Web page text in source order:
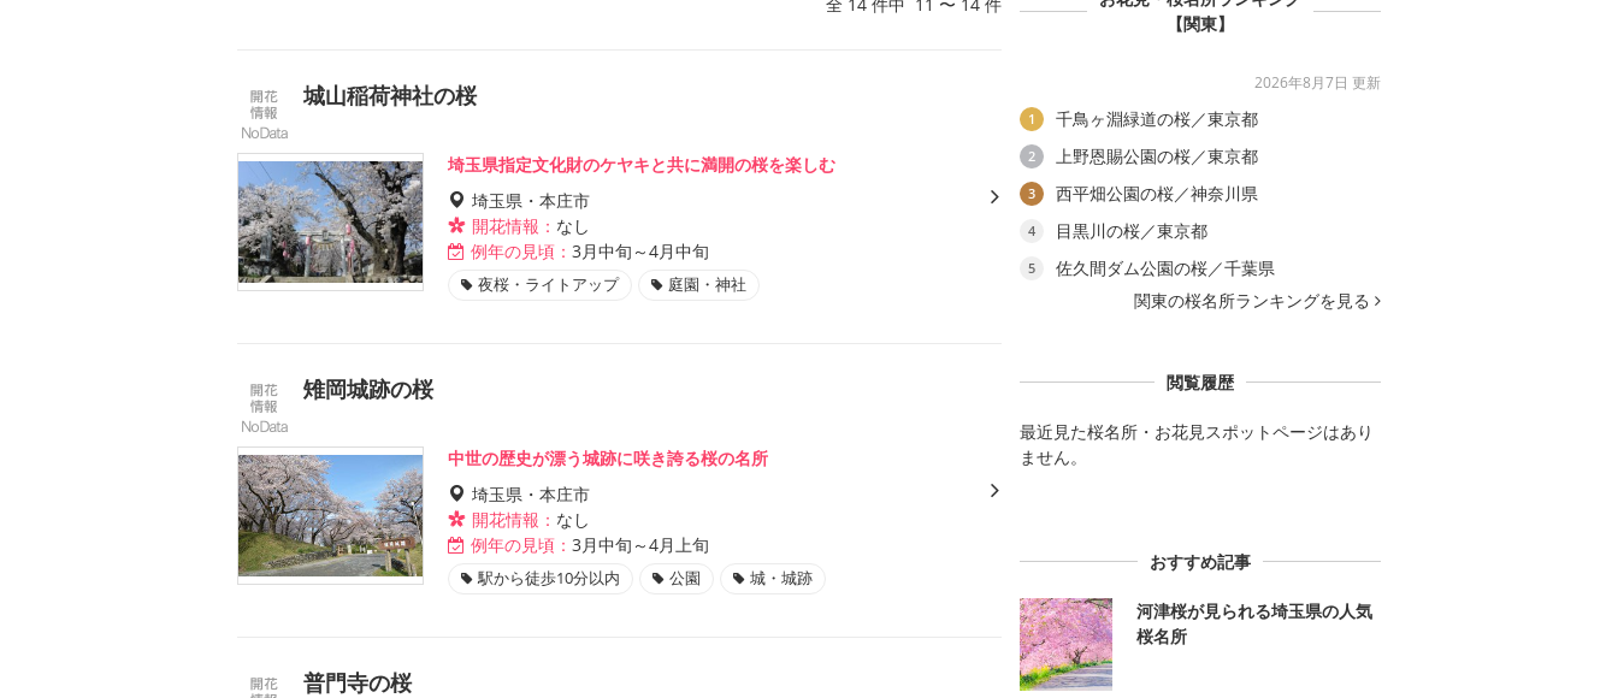
城山稲荷神社の桜
埼玉県指定文化財のケヤキと共に満開の桜を楽しむ
埼玉県・本庄市
開花情報： なし
例年の見頃： 3月中旬～4月中旬
夜桜・ライトアップ 庭園・神社
雉岡城跡の桜
中世の歴史が漂う城跡に咲き誇る桜の名所
埼玉県・本庄市
開花情報： なし
例年の見頃： 3月中旬～4月上旬
駅から徒歩10分以内 公園 城・城跡
普門寺の桜
【関東】
2026年8月7日 更新
1 千鳥ヶ淵緑道の桜／東京都
2 上野恩賜公園の桜／東京都
3 西平畑公園の桜／神奈川県
4 目黒川の桜／東京都
5
佐久間ダム公園の桜／千葉県
関東の桜名所ランキングを見る
閲覧履歴
最近見た桜名所・お花見スポットページはあり
ません。
おすすめ記事
河津桜が見られる埼玉県の人気
桜名所